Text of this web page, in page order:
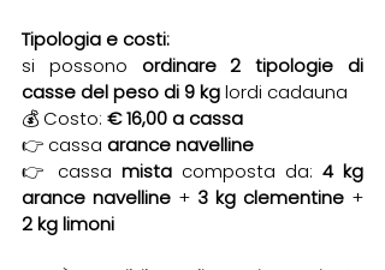
Tipologia e costi:
si possono ordinare 2 tipologie di
casse del peso di 9 kg lordi cadauna
💰 Costo: € 16,00 a cassa
👉 cassa arance navelline
👉 cassa mista composta da: 4 kg
arance navelline + 3 kg clementine +
2 kg limoni